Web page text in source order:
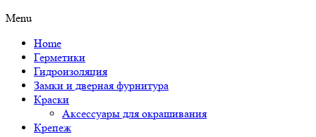
Menu
Home
Герметики
Гидроизоляция
Замки и дверная фурнитура
Краски
Аксессуары для окрашивания
Крепеж